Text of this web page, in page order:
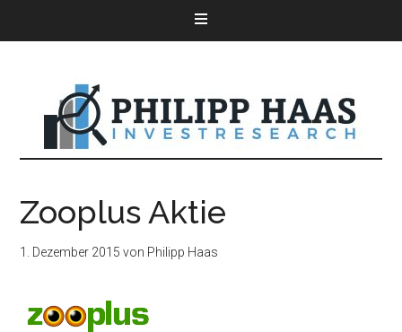
Zooplus Aktie
1. Dezember 2015 von Philipp Haas